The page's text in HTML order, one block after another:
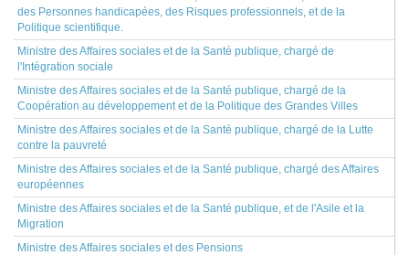
des Personnes handicapées, des Risques professionnels, et de la
Politique scientifique.
Ministre des Affaires sociales et de la Santé publique, chargé de
l'Intégration sociale
Ministre des Affaires sociales et de la Santé publique, chargé de la
Coopération au développement et de la Politique des Grandes Villes
Ministre des Affaires sociales et de la Santé publique, chargé de la Lutte
contre la pauvreté
Ministre des Affaires sociales et de la Santé publique, chargé des Affaires
européennes
Ministre des Affaires sociales et de la Santé publique, et de l'Asile et la
Migration
Ministre des Affaires sociales et des Pensions